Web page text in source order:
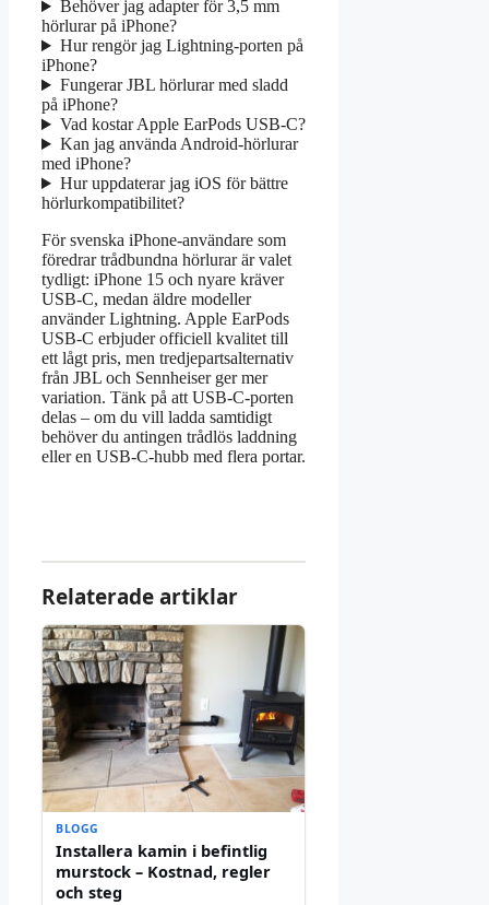
Behöver jag adapter för 3,5 mm
hörlurar på iPhone?
Hur rengör jag Lightning-porten på
iPhone?
Fungerar JBL hörlurar med sladd
på iPhone?
Vad kostar Apple EarPods USB-C?
Kan jag använda Android-hörlurar
med iPhone?
Hur uppdaterar jag iOS för bättre
hörlurkompatibilitet?
För svenska iPhone-användare som
föredrar trådbundna hörlurar är valet
tydligt: iPhone 15 och nyare kräver
USB-C, medan äldre modeller
använder Lightning. Apple EarPods
USB-C erbjuder officiell kvalitet till
ett lågt pris, men tredjepartsalternativ
från JBL och Sennheiser ger mer
variation. Tänk på att USB-C-porten
delas – om du vill ladda samtidigt
behöver du antingen trådlös laddning
eller en USB-C-hubb med flera portar.
Relaterade artiklar
BLOGG
Installera kamin i befintlig
murstock – Kostnad, regler
och steg